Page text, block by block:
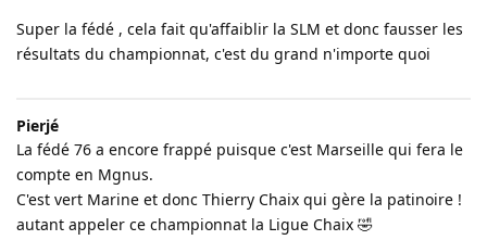
Super la fédé , cela fait qu'affaiblir la SLM et donc fausser les
résultats du championnat, c'est du grand n'importe quoi
Pierjé
La fédé 76 a encore frappé puisque c'est Marseille qui fera le
compte en Mgnus.
C'est vert Marine et donc Thierry Chaix qui gère la patinoire !
autant appeler ce championnat la Ligue Chaix 🤣